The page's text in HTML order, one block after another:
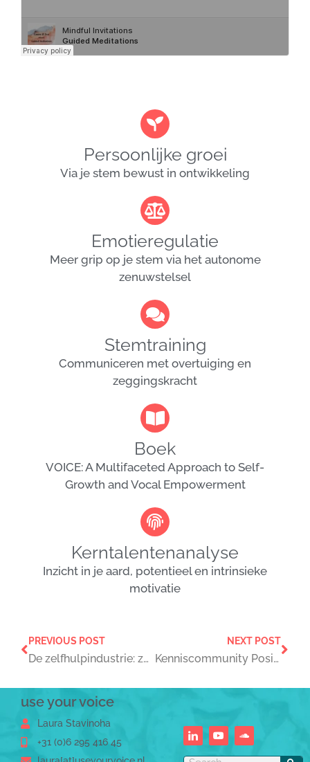
Persoonlijke groei
Via je stem bewust in ontwikkeling
Emotieregulatie
Meer grip op je stem via het autonome
zenuwstelsel
Stemtraining
Communiceren met overtuiging en
zeggingskracht
Boek
VOICE: A Multifaceted Approach to Self-
Growth and Vocal Empowerment
Kerntalentenanalyse
Inzicht in je aard, potentieel en intrinsieke
motivatie
PREVIOUS POST
De zelfhulpindustrie: zegen of vloek?
NEXT POST
Kenniscommunity Positieve Desintegratie
use your voice
Laura Stavinoha
+31 (0)6 295 416 45